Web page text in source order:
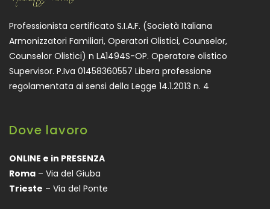
Professionista certificato S.I.A.F. (Società Italiana
Armonizzatori Familiari, Operatori Olistici, Counselor,
Counselor Olistici) n LA1494S-OP. Operatore olistico
Supervisor. P.Iva 01458360557 Libera professione
regolamentata ai sensi della Legge 14.1.2013 n. 4
Dove lavoro
ONLINE e in PRESENZA
Roma – Via del Giuba
Trieste – Via del Ponte